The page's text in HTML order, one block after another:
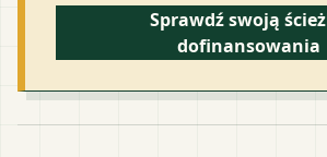
Sprawdź swoją
dofinansowania